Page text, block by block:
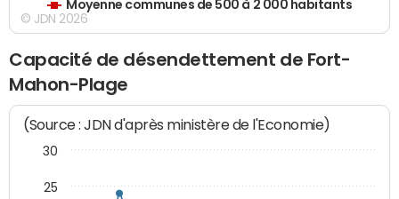
Moyenne communes de 500 à 2 000 habitants
© JDN 2026
Capacité de désendettement de Fort-
Mahon-Plage
(Source : JDN d'après ministère de l'Economie)
25
30